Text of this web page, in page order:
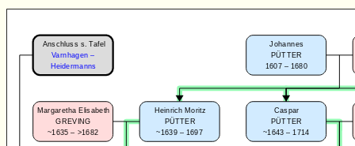
Johannes
PÜTTER
1607 – 1680
Heinrich Moritz
PÜTTER
~1639 – 1697
Margaretha Elisabeth
GREVING
~1635 – >1682
Anschluss s. Tafel
Varnhagen –
Heidermanns
Caspar
PÜTTER
~1643 – 1714